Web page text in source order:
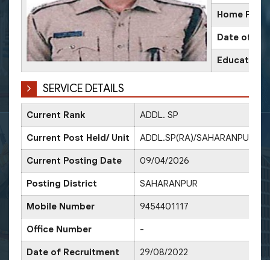
Home Place
Date of
SERVICE DETAILS
Current Rank ADDL. SP
Current Post Held/ Unit ADDL.SP(RA)/SAHARANPUR
Current Posting Date 09/04/2026
Posting District SAHARANPUR
Mobile Number 9454401117
Office Number -
Date of Recruitment 29/08/2022